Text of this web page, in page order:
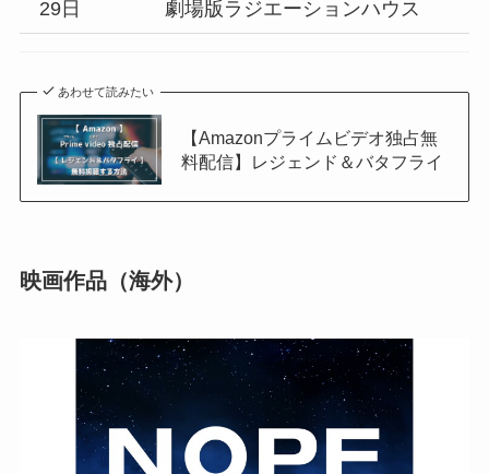
29日 劇場版ラジエーションハウス
あわせて読みたい
【Amazonプライムビデオ独占無
料配信】レジェンド＆バタフライ
映画作品（海外）